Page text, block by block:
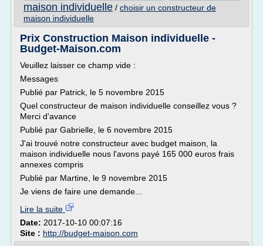
maison individuelle / choisir un constructeur de
maison individuelle
Prix Construction Maison individuelle -
Budget-Maison.com
Veuillez laisser ce champ vide :
Messages
Publié par Patrick, le 5 novembre 2015
Quel constructeur de maison individuelle conseillez vous ?
Merci d'avance
Publié par Gabrielle, le 6 novembre 2015
J'ai trouvé notre constructeur avec budget maison, la
maison individuelle nous l'avons payé 165 000 euros frais
annexes compris
Publié par Martine, le 9 novembre 2015
Je viens de faire une demande...
Lire la suite
Date: 2017-10-10 00:07:16
Site : http://budget-maison.com